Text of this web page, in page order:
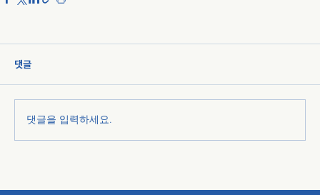
댓글
댓글을 입력하세요.